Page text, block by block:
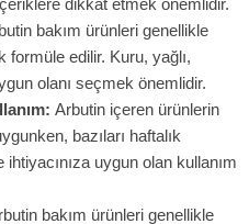
bakım ürünleri genellikle
formüle edilir. Kuru, yağlı,
olanı seçmek önemlidir.
Arbutin içeren ürünlerin
bazıları haftalık
uygun olan kullanım
bakım ürünleri genellikle